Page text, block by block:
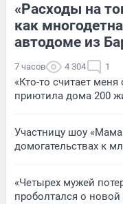
«Расходы на
как
автодоме из
7 часов 4 304 1
«Кто-то считает
приютила дома 200
Участницу шоу
домогательствах к
«Четырех мужей
проболтался о